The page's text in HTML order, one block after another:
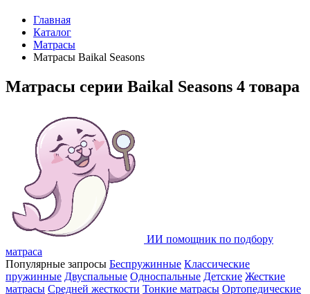
Главная
Каталог
Матрасы
Матрасы Baikal Seasons
Матрасы серии Baikal Seasons 4 товара
ИИ помощник по подбору
матраса
Популярные запросы Беспружинные Классические
пружинные Двуспальные Односпальные Детские Жесткие
матрасы Средней жесткости Тонкие матрасы Ортопедические